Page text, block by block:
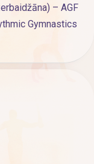
– AGF
Gymnastics